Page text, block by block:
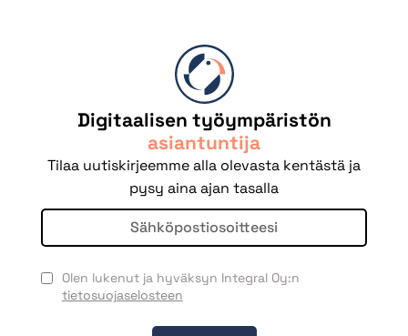
Digitaalisen työympäristön
asiantuntija
Tilaa uutiskirjeemme alla olevasta kentästä ja
pysy aina ajan tasalla
Olen lukenut ja hyväksyn Integral Oy:n
tietosuojaselosteen